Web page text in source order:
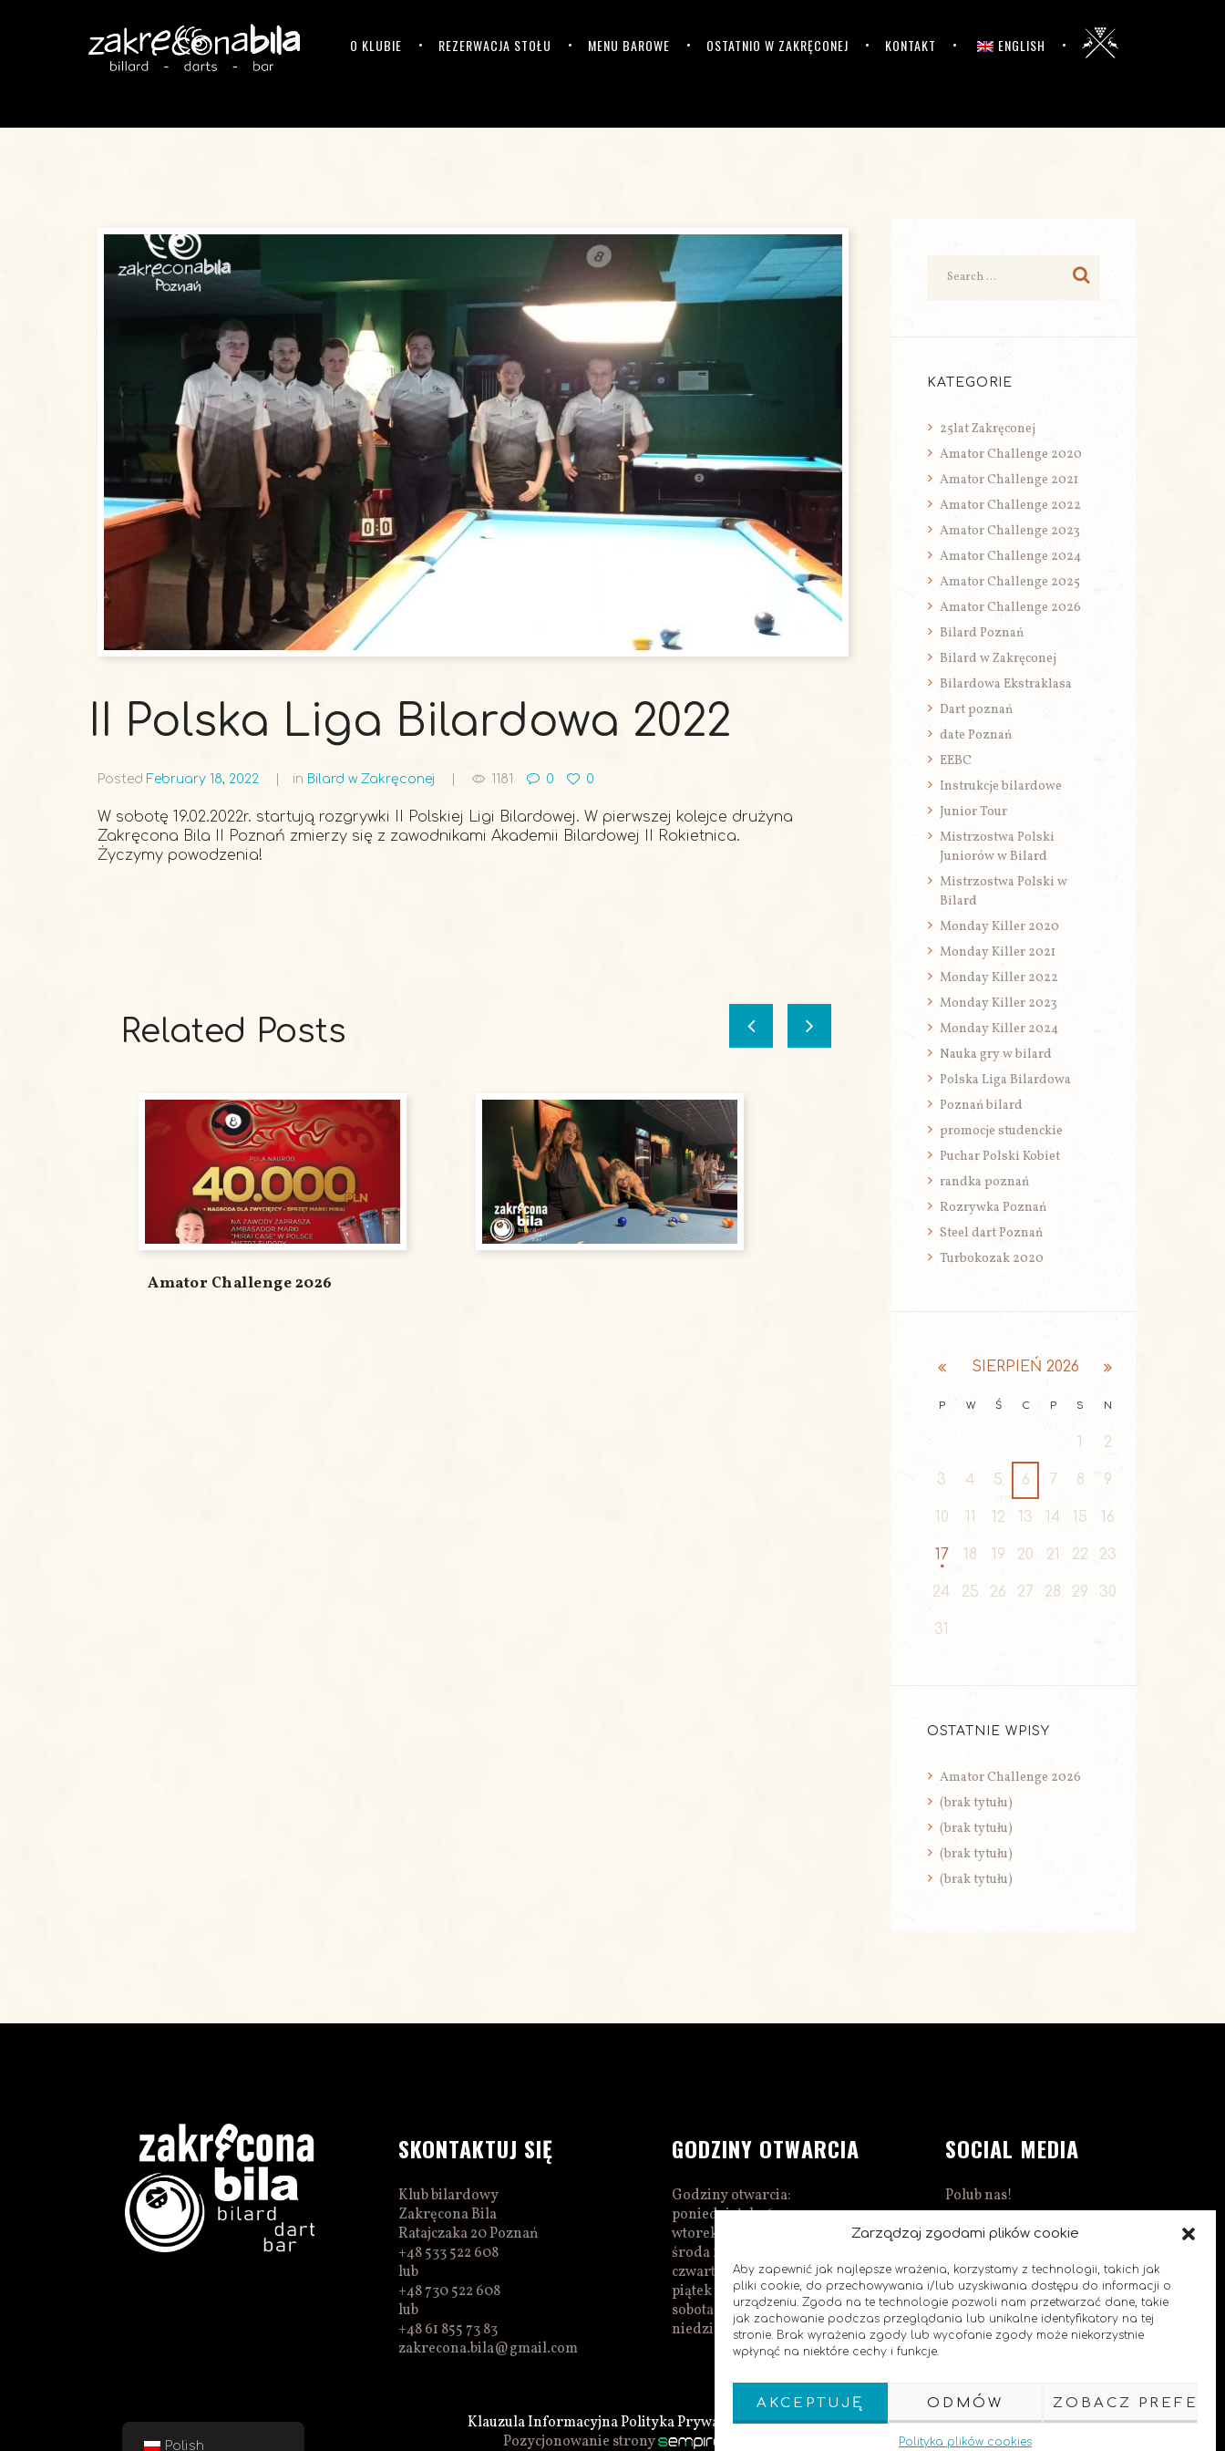
Zarządzaj zgodami plików cookie
Aby zapewnić jak najlepsze wrażenia, korzystamy z technologii, takich jak
pliki cookie, do przechowywania i/lub uzyskiwania dostępu do informacji o
urządzeniu. Zgoda na te technologie pozwoli nam przetwarzać dane, takie
jak zachowanie podczas przeglądania lub unikalne identyfikatory na tej
stronie. Brak wyrażenia zgody lub wycofanie zgody może niekorzystnie
wpłynąć na niektóre cechy i funkcje.
AKCEPTUJĘ ODMÓW ZOBACZ
Polityka plików cookies
O KLUBIE REZERWACJA STOŁU MENU BAROWE OSTATNIO W ZAKRĘCONEJ KONTAKT ENGLISH
II Polska Liga Bilardowa 2022
Posted February 18, 2022 in Bilard w Zakręconej 1181 0 0
W sobotę 19.02.2022r. startują rozgrywki II Polskiej Ligi Bilardowej. W pierwszej kolejce drużyna
Zakręcona Bila II Poznań zmierzy się z zawodnikami Akademii Bilardowej II Rokietnica.
Życzymy powodzenia!
Related Posts
Amator Challenge 2026
KATEGORIE
25lat Zakręconej
Amator Challenge 2020
Amator Challenge 2021
Amator Challenge 2022
Amator Challenge 2023
Amator Challenge 2024
Amator Challenge 2025
Amator Challenge 2026
Bilard Poznań
Bilard w Zakręconej
Bilardowa Ekstraklasa
Dart poznań
date Poznań
EEBC
Instrukcje bilardowe
Junior Tour
Mistrzostwa Polski
Juniorów w Bilard
Mistrzostwa Polski w
Bilard
Monday Killer 2020
Monday Killer 2021
Monday Killer 2022
Monday Killer 2023
Monday Killer 2024
Nauka gry w bilard
Polska Liga Bilardowa
Poznań bilard
promocje studenckie
Puchar Polski Kobiet
randka poznań
Rozrywka Poznań
Steel dart Poznań
Turbokozak 2020
SIERPIEŃ 2026
P W Ś C P S N
1 2
3 4 5 6 7 8 9
10 11 12 13 14 15 16
17 18 19 20 21 22 23
24 25 26 27 28 29 30
31
OSTATNIE WPISY
Amator Challenge 2026
(brak tytułu)
(brak tytułu)
(brak tytułu)
(brak tytułu)
SKONTAKTUJ SIĘ
Klub bilardowy
Zakręcona Bila
Ratajczaka 20 Poznań
+48 533 522 608
lub
+48 730 522 608
lub
+48 61 855 73 83
zakrecona.bila@gmail.com
GODZINY OTWARCIA
Godziny otwarcia:
poniedziałek 16:00–01:00
wtorek 16:00–01:00
środa 16:00–01:00
czwartek 15:00–01:00
piątek 15:00–02:00
sobota 14:00–02:00
niedziela 14:00–00:00
SOCIAL MEDIA
Polub nas!
Klauzula InformacyjnaPolityka Prywatnosci
Pozycjonowanie strony
Polish